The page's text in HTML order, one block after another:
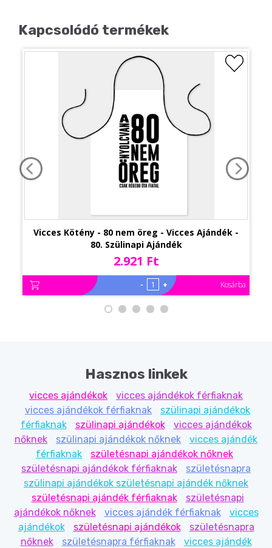
Kapcsolódó termékek
Vicces Kötény - 80 nem öreg - Vicces Ajándék -
80. Szülinapi Ajándék
2.921 Ft
- + Kosárba
Hasznos linkek
vicces ajándékok
vicces ajándékok férfiaknak
vicces ajándékok férfiaknak
szülinapi ajándékok
férfiaknak
szülinapi ajándékok
vicces ajándékok
nőknek
szülinapi ajándékok nőknek
vicces ajándék
férfiaknak
születésnapi ajándékok nőknek
születésnapi ajándékok férfiaknak
születésnapra
szülinapi ajándékok születésnapi ajándék nőknek
születésnapi ajándék férfiaknak
születésnapi
ajándékok nőknek
vicces ajándék férfiaknak
vicces
ajándékok
születésnapi ajándékok
születésnapra
nőknek
születésnapra férfiaknak
vicces ajándék